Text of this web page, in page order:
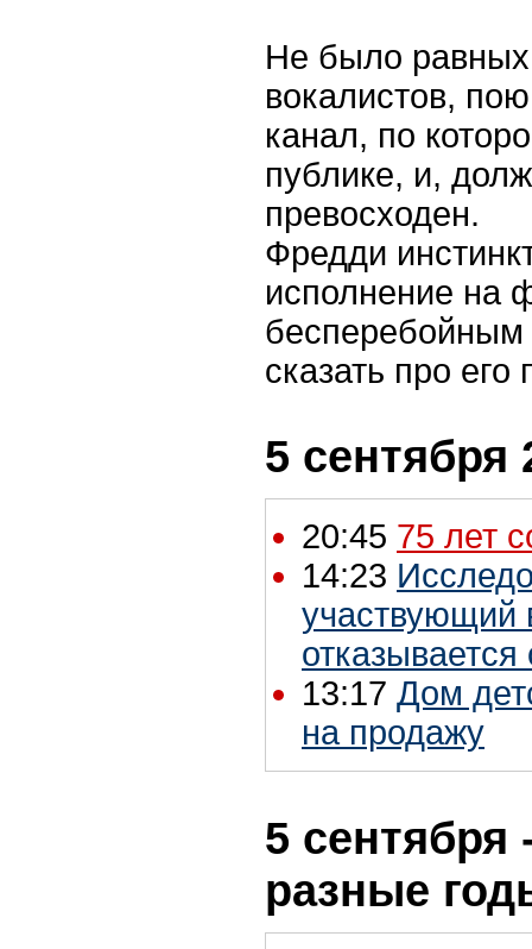
Не было
вокалистов,
канал, по
публике, и,
превосходен.
Фредди
исполнение на
сказать про
5 сентября
20:45 75 лет
14:23
участвующий
отказывается
13:17 Дом
на продажу
5 сентября
разные